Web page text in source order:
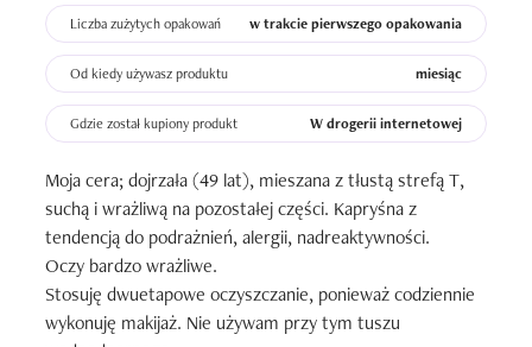
te słodkie nuty jakoś mnie nie męczą.
Opakowanie to cacko - dużo różu.
Czy kupię ponownie? Tak, bo balsam - podobnie jak ten od
Danucery- potrafi uzależnić. Wybaczam mu nawet slabą
wydajność..Jeżeli kogoś nie odstrasza cena, to naprawdę
Liczba zużytych opakowań w trakcie pierwszego opakowania
Od kiedy używasz produktu miesiąc
Gdzie został kupiony produkt W drogerii internetowej
Moja cera; dojrzała (49 lat), mieszana z tłustą strefą T,
suchą i wrażliwą na pozostałej części. Kapryśna z
tendencją do podrażnień, alergii, nadreaktywności.
Oczy bardzo wrażliwe.
Stosuję dwuetapowe oczyszczanie, ponieważ codziennie
wykonuję makijaż. Nie używam przy tym tuszu